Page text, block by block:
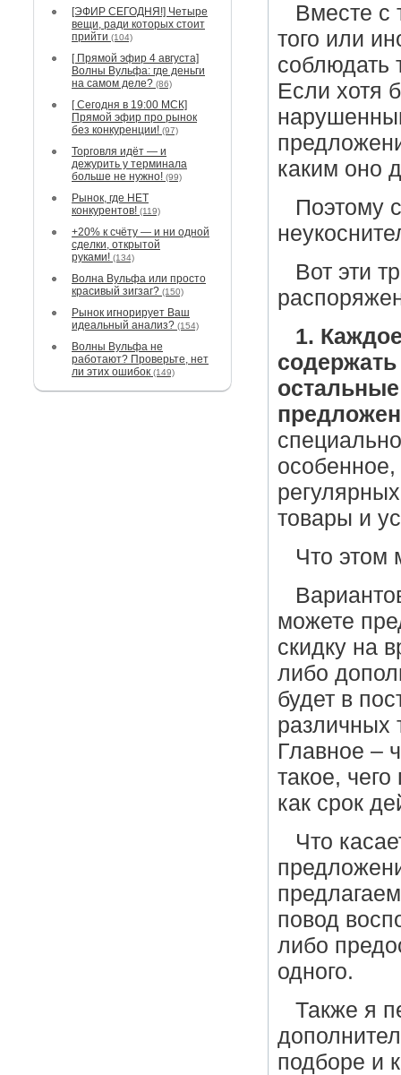
[ЭФИР СЕГОДНЯ!] Четыре
вещи, ради которых стоит
прийти (104)
[ Прямой эфир 4 августа]
Волны Вульфа: где деньги
на самом деле? (86)
[ Сегодня в 19:00 МСК]
Прямой эфир про рынок
без конкуренции! (97)
Торговля идёт — и
дежурить у терминала
больше не нужно! (99)
Рынок, где НЕТ
конкурентов! (119)
+20% к счёту — и ни одной
сделки, открытой
руками! (134)
Волна Вульфа или просто
красивый зигзаг? (150)
Рынок игнорирует Ваш
идеальный анализ? (154)
Волны Вульфа не
работают? Проверьте, нет
ли этих ошибок (149)
Вместе с
того или
соблюдать
Если хотя
каким оно
Поэтому
Вот эти
1.
особенное,
товары и
Что этом
можете
скидку на
либо
будет в
различных
Главное –
такое,
как срок
Что
повод
либо
одного.
Также я
подборе и